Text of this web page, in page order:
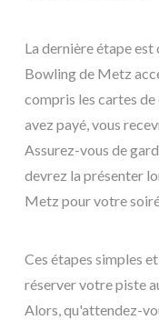
La dernière étape est
Bowling de Metz
compris les cartes
avez payé, vous
Assurez-vous de
devrez la présenter
Metz pour votre
Ces étapes simples
réserver votre piste
Alors, qu'attendez-